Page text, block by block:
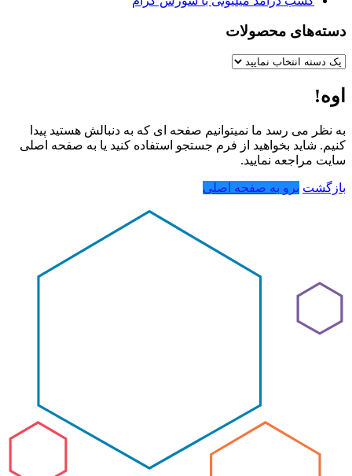
دسته‌های محصولات
اوه!
به نظر می رسد ما نمیتوانیم صفحه ای که به دنبالش هستید پیدا
کنیم. شاید بخواهید از فرم جستجو استفاده کنید یا به صفحه اصلی
سایت مراجعه نمایید.
بازگشت برو به صفحه اصلی